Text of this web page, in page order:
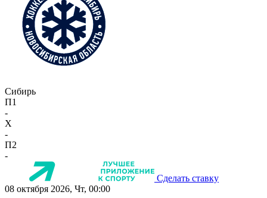
Сибирь
П1
-
X
-
П2
-
Сделать ставку
08 октября 2026, Чт, 00:00